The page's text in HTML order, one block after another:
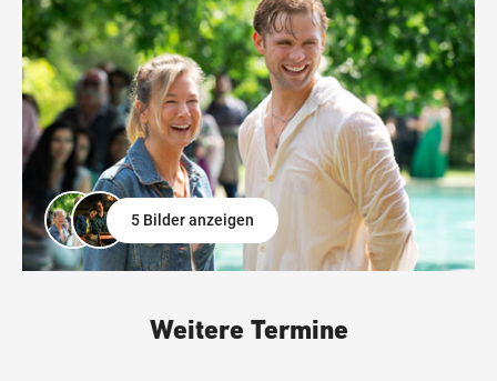
5 Bilder anzeigen
Weitere Termine